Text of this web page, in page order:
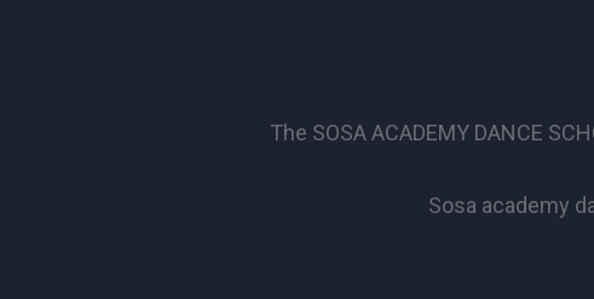
The SOSA ACADEMY DANCE
Sosa academy